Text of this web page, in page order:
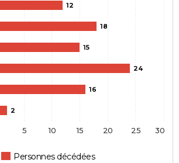
12
18
15
24
16
2
Personnes décédées
5 10 15 20 25 30